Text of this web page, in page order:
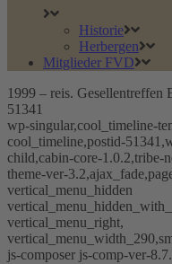
Historie
Herbergen
Mitglieder FVD
1999 – reis. Gesellentreffen
51341
wp-singular,cool_timeline-
cool_timeline,postid-
child,cabin-core-1.0.2,tribe-
theme-ver-
vertical_menu_hidden
vertical_menu_right,
js-composer js-comp-ver-